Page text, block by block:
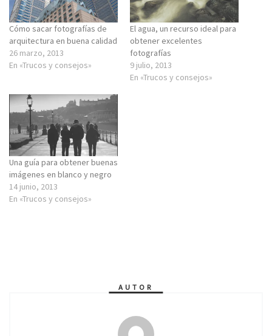
Cómo sacar fotografías de
arquitectura en buena calidad
26 marzo, 2013
En «Trucos y consejos»
El agua, un recurso ideal para
obtener excelentes
fotografías
9 julio, 2013
En «Trucos y consejos»
Una guía para obtener buenas
imágenes en blanco y negro
14 junio, 2013
En «Trucos y consejos»
AUTOR